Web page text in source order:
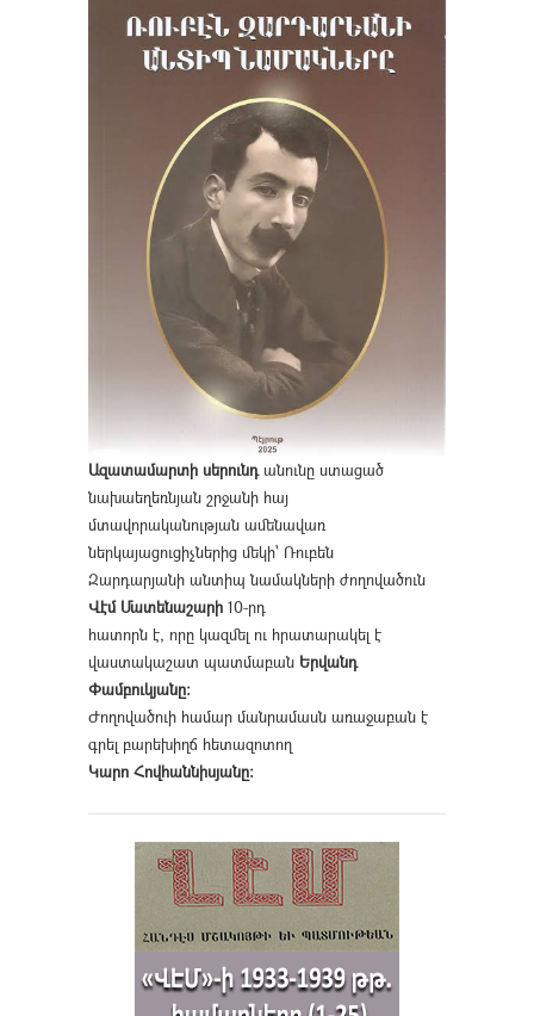
Ազատամարտի սերունդանունը ստացած
նախաեղեռնյան շրջանի հայ
մտավորականության ամենավառ
ներկայացուցիչներից մեկի՝ Ռուբեն
Զարդարյանի անտիպ նամակների ժողովածուն
Վէմ Մատենաշարի 10-րդ
հատորն է, որը կազմել ու հրատարակել է
վաստակաշատ պատմաբան Երվանդ
Փամբուկյանը։
Ժողովածուի համար մանրամասն առաջաբան է
գրել բարեխիղճ հետազոտող
Կարո Հովհաննիսյանը։